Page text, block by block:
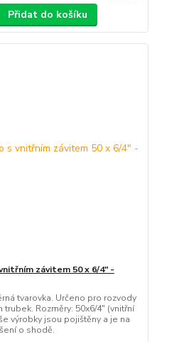
Přidat do košíku
závitem 50 x 6/4" -
tvarovka. Určeno pro rozvody
Rozměry: 50x6/4" (vnitřní
výrobky jsou pojištěny a je na
o shodě.